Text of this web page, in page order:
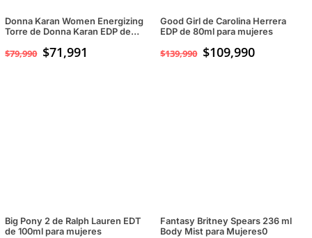
Donna Karan Women Energizing
Torre de Donna Karan EDP de
$79,990 $71,991
Good Girl de Carolina Herrera
EDP de 80ml para mujeres
$139,990 El
$109,990El
Big Pony 2 de Ralph Lauren EDT
de 100ml para mujeres
Fantasy Britney Spears 236 ml
Body Mist para Mujeres0